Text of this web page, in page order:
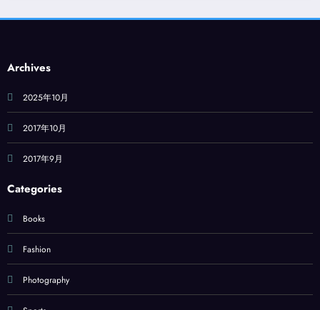
Archives
2025年10月
2017年10月
2017年9月
Categories
Books
Fashion
Photography